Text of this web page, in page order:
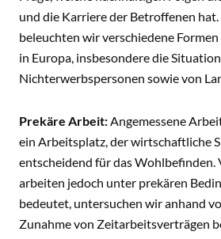
und die Karriere der Betroffenen
beleuchten wir verschiedene
in Europa, insbesondere die
Nichterwerbspersonen sowie von
Prekäre Arbeit:Angemessene
ein Arbeitsplatz, der wirtschaftliche
entscheidend für das Wohlbefinden.
arbeiten jedoch unter prekären
bedeutet, untersuchen wir anhand
Zunahme von Zeitarbeitsverträgen